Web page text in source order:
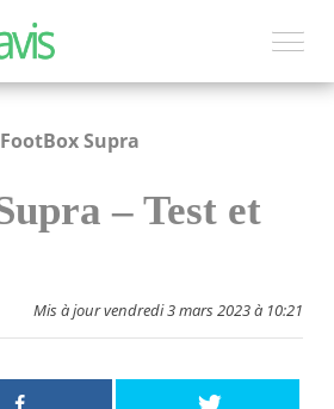
FootBox Supra
– Test et
Mis à jour vendredi 3 mars 2023 à 10:21